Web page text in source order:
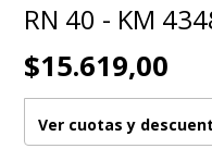
RN 40 - KM
$15.619,00
Ver cuotas y